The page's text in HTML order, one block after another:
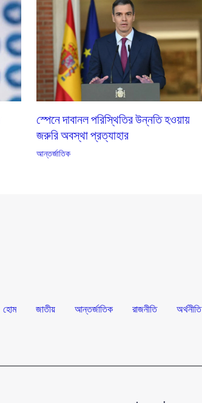
স্পেনে দাবানল পরিস্থিতির উন্নতি হওয়ায়
জরুরি অবস্থা প্রত্যাহার
আন্তর্জাতিক
হোম জাতীয় আন্তর্জাতিক রাজনীতি অর্থনীতি